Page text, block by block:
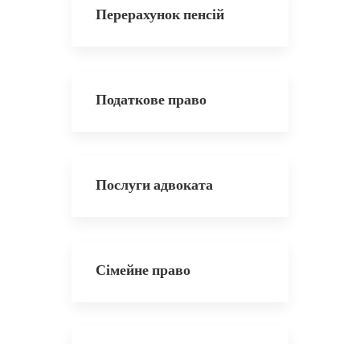
Перерахунок пенсій
Податкове право
Послуги адвоката
Сімейне право